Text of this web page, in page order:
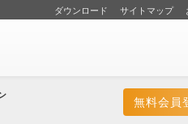
ダウンロード サイトマップ
無料会員